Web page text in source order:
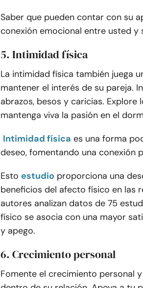
Saber que pueden contar con su
conexión emocional entre usted y
5. Intimidad física
La intimidad física también juega
mantener el interés de su pareja.
abrazos, besos y caricias. Explore
mantenga viva la pasión en el
Intimidad física es una forma
deseo, fomentando una conexión
Esto estudio proporciona una
beneficios del afecto físico en las
autores analizan datos de 75
físico se asocia con una mayor
y apego.
6. Crecimiento personal
Fomente el crecimiento personal